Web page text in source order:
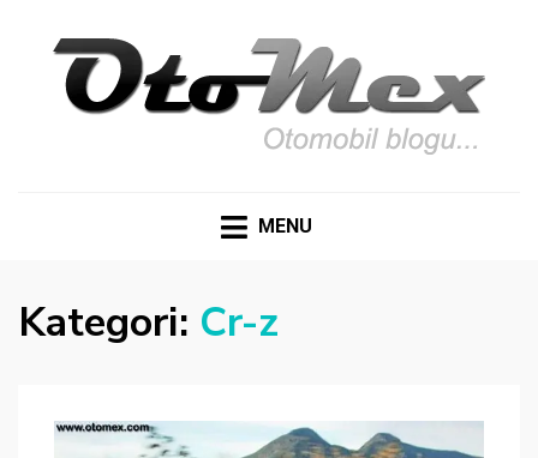
MENU
Kategori: Cr-z